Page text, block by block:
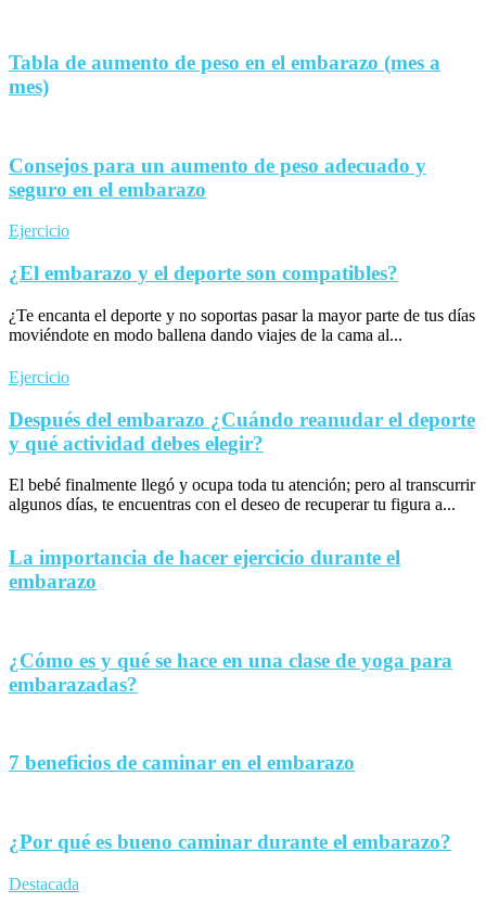
Tabla de aumento de peso en el embarazo (mes a
mes)
Consejos para un aumento de peso adecuado y
seguro en el embarazo
Ejercicio
¿El embarazo y el deporte son compatibles?
¿Te encanta el deporte y no soportas pasar la mayor parte de tus días
moviéndote en modo ballena dando viajes de la cama al...
Ejercicio
Después del embarazo ¿Cuándo reanudar el deporte
y qué actividad debes elegir?
El bebé finalmente llegó y ocupa toda tu atención; pero al transcurrir
algunos días, te encuentras con el deseo de recuperar tu figura a...
La importancia de hacer ejercicio durante el
embarazo
¿Cómo es y qué se hace en una clase de yoga para
embarazadas?
7 beneficios de caminar en el embarazo
¿Por qué es bueno caminar durante el embarazo?
Destacada